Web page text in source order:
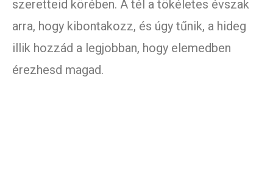
szeretteid körében. A tél a tökéletes évszak
arra, hogy kibontakozz, és úgy tűnik, a hideg
illik hozzád a legjobban, hogy elemedben
érezhesd magad.